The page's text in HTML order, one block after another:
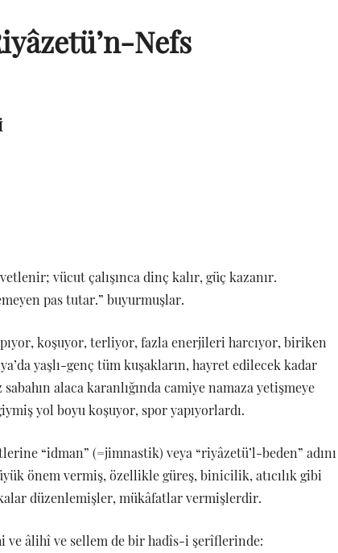
Nefs
vücut çalışınca dinç kalır, güç kazanır.
pas tutar.” buyurmuşlar.
koşuyor, terliyor, fazla enerjileri harcıyor, biriken
yaşlı-genç tüm kuşakların, hayret edilecek kadar
alaca karanlığında camiye namaza yetişmeye
yol boyu koşuyor, spor yapıyorlardı.
“idman” (=jimnastik) veya “riyâzetü’l-beden” adını
önem vermiş, özellikle güreş, binicilik, atıcılık gibi
düzenlemişler, mükâfatlar vermişlerdir.
ve âlihî ve sellem de bir hadîs-i şerîflerinde: